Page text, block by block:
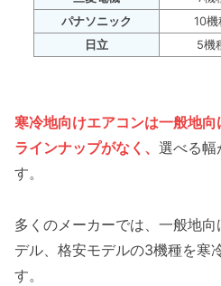
パナソニック
10機
日立
5機
寒冷地向けエアコンは一般地
ラインナップがなく、 選べる幅
す。
多くのメーカーでは、一般地
デル、格安モデルの3機種を寒
す。